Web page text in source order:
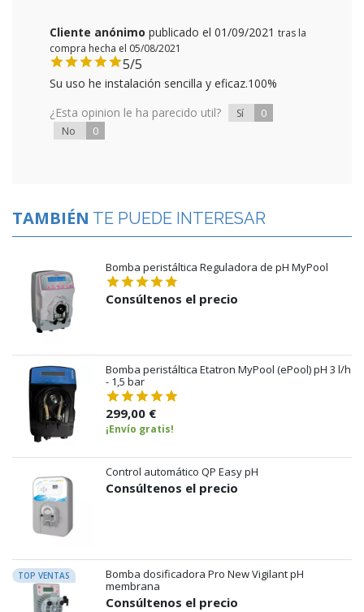
Cliente anónimopublicado el 01/09/2021 tras la
compra hecha el 05/08/2021
5/5
Su uso he instalación sencilla y eficaz.100%
¿Esta opinion le ha parecido util?
Sí 0
No 0
TAMBIÉN TE PUEDE INTERESAR
Bomba peristáltica Reguladora de pH MyPool
Consúltenos el precio
Bomba peristáltica Etatron MyPool (ePool) pH 3 l/h
- 1,5 bar
299,00 €
¡Envío gratis!
Control automático QP Easy pH
Consúltenos el precio
TOP VENTAS
Bomba dosificadora Pro New Vigilant pH
membrana
Consúltenos el precio